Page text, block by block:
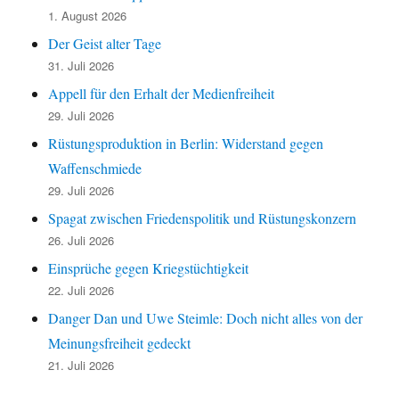
1. August 2026
Der Geist alter Tage
31. Juli 2026
Appell für den Erhalt der Medienfreiheit
29. Juli 2026
Rüstungsproduktion in Berlin: Widerstand gegen
Waffenschmiede
29. Juli 2026
Spagat zwischen Friedenspolitik und Rüstungskonzern
26. Juli 2026
Einsprüche gegen Kriegstüchtigkeit
22. Juli 2026
Danger Dan und Uwe Steimle: Doch nicht alles von der
Meinungsfreiheit gedeckt
21. Juli 2026